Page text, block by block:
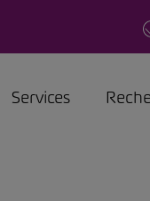
Services